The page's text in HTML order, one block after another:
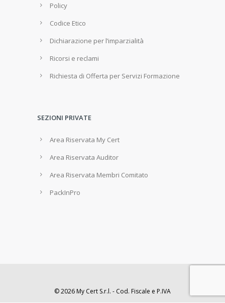
Policy
Codice Etico
Dichiarazione per l’imparzialità
Ricorsi e reclami
Richiesta di Offerta per Servizi Formazione
SEZIONI PRIVATE
Area Riservata My Cert
Area Riservata Auditor
Area Riservata Membri Comitato
PackInPro
© 2026 My Cert S.r.l. - Cod. Fiscale e P.IVA